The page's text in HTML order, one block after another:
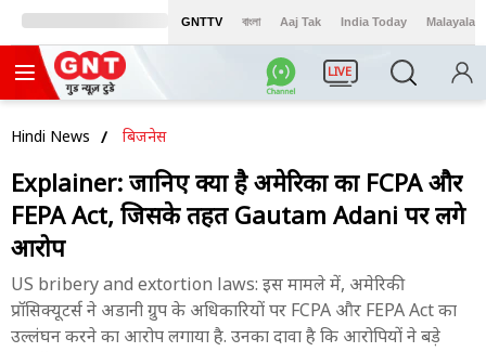
GNTTV বাংলা Aaj Tak India Today Malayalam
LIVE
Hindi News बिजनेस
Explainer: जानिए क्या है अमेरिका का FCPA और
FEPA Act, जिसके तहत Gautam Adani पर लगे
आरोप
US bribery and extortion laws: इस मामले में, अमेरिकी
प्रॉसिक्यूटर्स ने अडानी ग्रुप के अधिकारियों पर FCPA और FEPA Act का
उल्लंघन करने का आरोप लगाया है. उनका दावा है कि आरोपियों ने बड़े